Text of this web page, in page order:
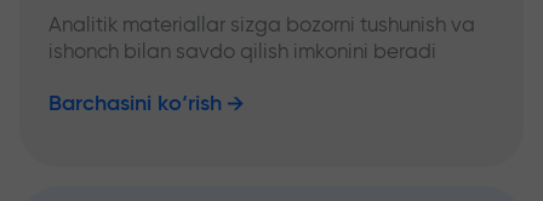
Analitik materiallar sizga bozorni tushunish va
ishonch bilan savdo qilish imkonini beradi
Barchasini ko‘rish